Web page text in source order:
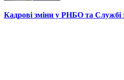
Кадрові зміни у РНБО та Службі